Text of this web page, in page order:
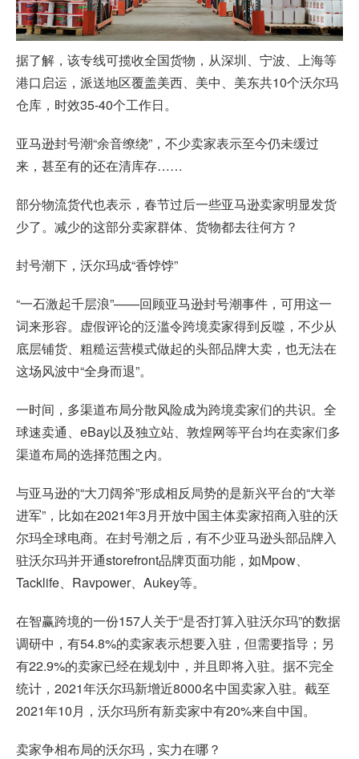
据了解，该专线可揽收全国货物，从深圳、宁波、上海等
港口启运，派送地区覆盖美西、美中、美东共10个沃尔玛
仓库，时效35-40个工作日。
亚马逊封号潮“余音缭绕”，不少卖家表示至今仍未缓过
来，甚至有的还在清库存……
部分物流货代也表示，春节过后一些亚马逊卖家明显发货
少了。减少的这部分卖家群体、货物都去往何方？
封号潮下，沃尔玛成“香饽饽”
“一石激起千层浪”——回顾亚马逊封号潮事件，可用这一
词来形容。虚假评论的泛滥令跨境卖家得到反噬，不少从
底层铺货、粗糙运营模式做起的头部品牌大卖，也无法在
这场风波中“全身而退”。
一时间，多渠道布局分散风险成为跨境卖家们的共识。全
球速卖通、eBay以及独立站、敦煌网等平台均在卖家们多
渠道布局的选择范围之内。
与亚马逊的“大刀阔斧”形成相反局势的是新兴平台的“大举
进军”，比如在2021年3月开放中国主体卖家招商入驻的沃
尔玛全球电商。在封号潮之后，有不少亚马逊头部品牌入
驻沃尔玛并开通storefront品牌页面功能，如Mpow、
Tacklife、Ravpower、Aukey等。
在智赢跨境的一份157人关于“是否打算入驻沃尔玛”的数据
调研中，有54.8%的卖家表示想要入驻，但需要指导；另
有22.9%的卖家已经在规划中，并且即将入驻。据不完全
统计，2021年沃尔玛新增近8000名中国卖家入驻。截至
2021年10月，沃尔玛所有新卖家中有20%来自中国。
卖家争相布局的沃尔玛，实力在哪？